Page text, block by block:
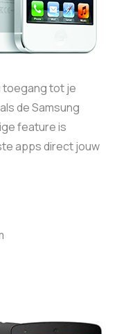
toegang tot je
de Samsung
feature is
apps direct jouw